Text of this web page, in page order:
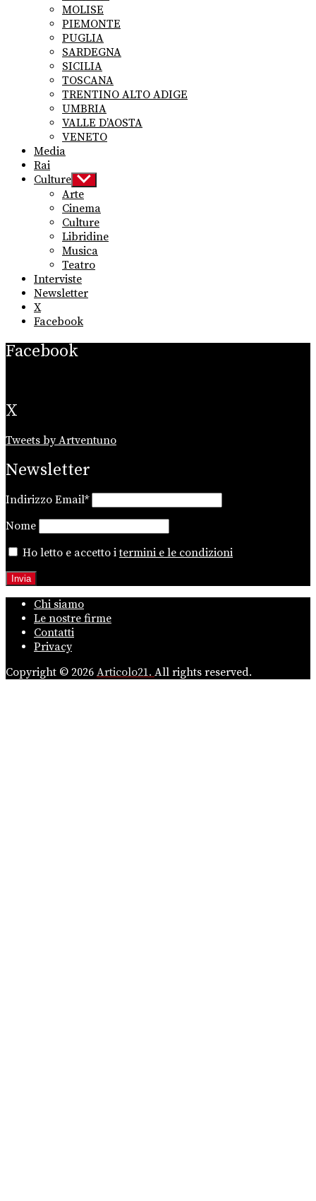
MOLISE
PIEMONTE
PUGLIA
SARDEGNA
SICILIA
TOSCANA
TRENTINO ALTO ADIGE
UMBRIA
VALLE D’AOSTA
VENETO
Media
Rai
Culture Show
sub
menu
Arte
Cinema
Culture
Libridine
Musica
Teatro
Interviste
Newsletter
X
Facebook
Facebook
X
Tweets by Artventuno
Newsletter
Indirizzo Email*
Nome
Ho letto e accetto itermini e le condizioni
Chi siamo
Le nostre firme
Contatti
Privacy
Copyright © 2026 Articolo21. All rights reserved.